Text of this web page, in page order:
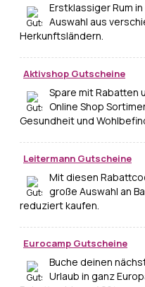
Erstklassiger Rum
Auswahl aus
Herkunftsländern.
Aktivshop Gutscheine
Spare mit Rabatten
Online Shop
Gesundheit und
Leitermann Gutscheine
Mit diesen
große Auswahl an
reduziert kaufen.
Eurocamp Gutscheine
Buche deinen
Urlaub in ganz